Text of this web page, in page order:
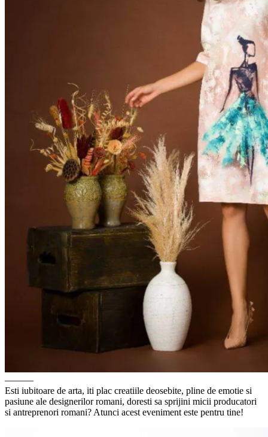
––––––
Esti iubitoare de arta, iti plac creatiile deosebite, pline de emotie si
pasiune ale designerilor romani, doresti sa sprijini micii producatori
si antreprenori romani? Atunci acest eveniment este pentru tine!